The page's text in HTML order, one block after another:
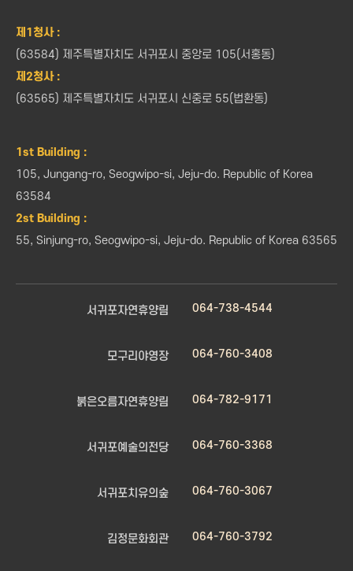
제1청사 :
(63584) 제주특별자치도 서귀포시 중앙로 105(서홍동)
제2청사 :
(63565) 제주특별자치도 서귀포시 신중로 55(법환동)
1st Building :
105, Jungang-ro, Seogwipo-si, Jeju-do. Republic of Korea
63584
2st Building :
55, Sinjung-ro, Seogwipo-si, Jeju-do. Republic of Korea 63565
서귀포자연휴양림 064-738-4544
모구리야영장 064-760-3408
붉은오름자연휴양림 064-782-9171
서귀포예술의전당 064-760-3368
서귀포치유의숲 064-760-3067
김정문화회관 064-760-3792